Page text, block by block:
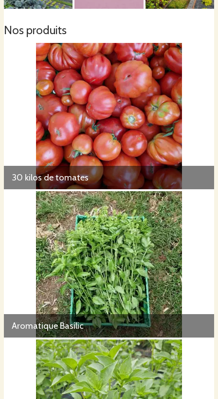
Nos produits
30 kilos de tomates
Aromatique Basilic